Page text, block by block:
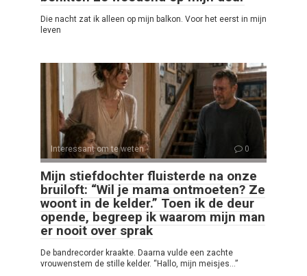
Die nacht zat ik alleen op mijn balkon. Voor het eerst in mijn
leven
Interessant om te weten 0
Mijn stiefdochter fluisterde na onze
bruiloft: “Wil je mama ontmoeten? Ze
woont in de kelder.” Toen ik de deur
opende, begreep ik waarom mijn man
er nooit over sprak
De bandrecorder kraakte. Daarna vulde een zachte
vrouwenstem de stille kelder. “Hallo, mijn meisjes…”